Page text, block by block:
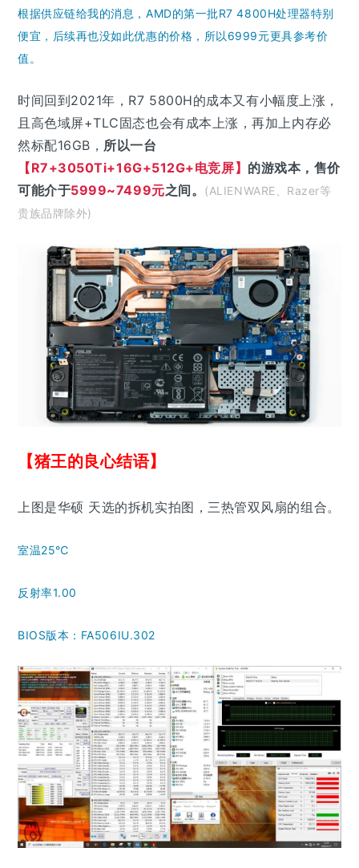
根据供应链给我的消息，AMD的第一批R7 4800H处理器特别
便宜，后续再也没如此优惠的价格，所以6999元更具参考价
值。
时间回到2021年，R7 5800H的成本又有小幅度上涨，
且高色域屏+TLC固态也会有成本上涨，再加上内存必
然标配16GB， 所以一台
【R7+3050Ti+16G+512G+电竞屏】 的游戏本，售价
可能介于5999~7499元之间。
(ALIENWARE、Razer等
贵族品牌除外)
【猪王的良心结语】
上图是华硕 天选的拆机实拍图，三热管双风扇的组合。
室温25℃
反射率1.00
BIOS版本：FA506IU.302